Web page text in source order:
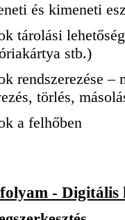
és kimeneti
tárolási
stb.)
rendszerezése –
törlés,
a felhőben
-